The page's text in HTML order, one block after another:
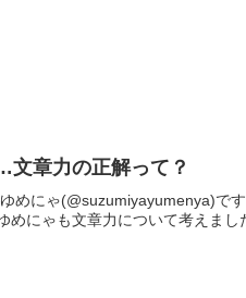
文章力の正解って？
めにゃ(@suzumiyayumenya)で
めにゃも文章力について考えまし